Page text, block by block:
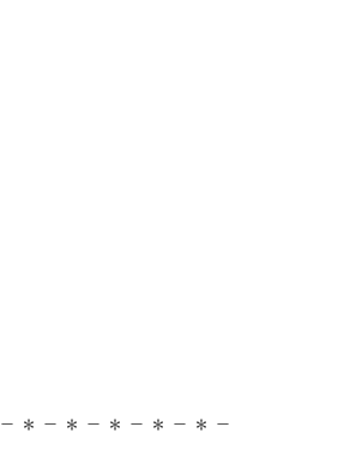
＊－＊－＊－＊－＊－​​